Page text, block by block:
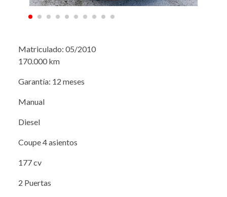
Matriculado: 05/2010
170.000 km
Garantía: 12 meses
Manual
Diesel
Coupe 4 asientos
177 cv
2 Puertas